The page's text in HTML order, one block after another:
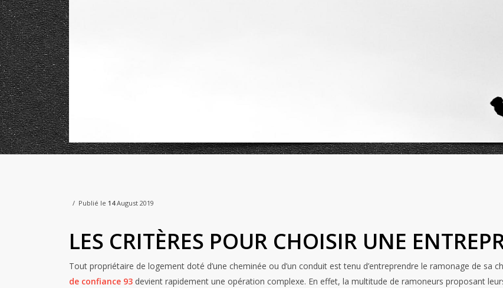
Publié le 14August 2019
LES CRITÈRES POUR CHOISIR UNE
Tout propriétaire de logement doté d’une cheminée ou d’un conduit est tenu d’entreprendre le ramonage de sa
de confiance 93 devient rapidement une opération complexe. En effet, la multitude de ramoneurs proposant